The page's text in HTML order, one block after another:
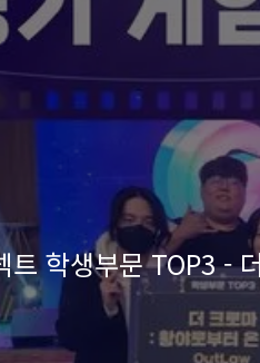
트 학생부문 TOP3 -